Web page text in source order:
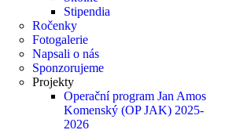
Stipendia
Ročenky
Fotogalerie
Napsali o nás
Sponzorujeme
Projekty
Operační program Jan Amos
Komenský (OP JAK) 2025-
2026